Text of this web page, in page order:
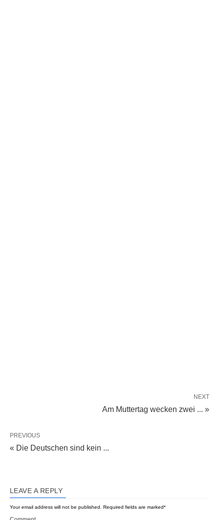
NEXT
Am Muttertag wecken zwei ... »
PREVIOUS
« Die Deutschen sind kein ...
LEAVE A REPLY
Your email address will not be published. Required fields are marked*